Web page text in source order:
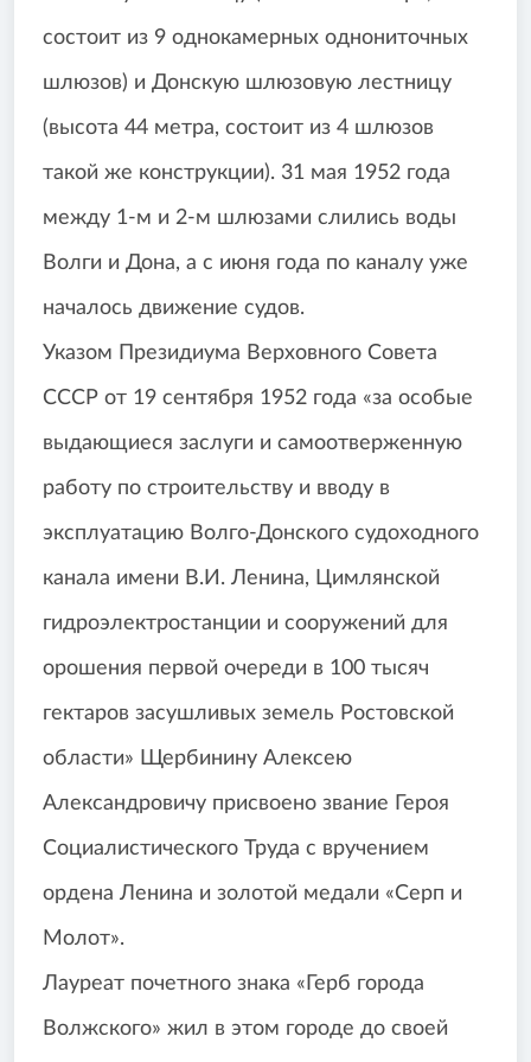
состоит из 9 однокамерных однониточных
шлюзов) и Донскую шлюзовую лестницу
(высота 44 метра, состоит из 4 шлюзов
такой же конструкции). 31 мая 1952 года
между 1-м и 2-м шлюзами слились воды
Волги и Дона, а с июня года по каналу уже
началось движение судов.
Указом Президиума Верховного Совета
СССР от 19 сентября 1952 года «за особые
выдающиеся заслуги и самоотверженную
работу по строительству и вводу в
эксплуатацию Волго-Донского судоходного
канала имени В.И. Ленина, Цимлянской
гидроэлектростанции и сооружений для
орошения первой очереди в 100 тысяч
гектаров засушливых земель Ростовской
области» Щербинину Алексею
Александровичу присвоено звание Героя
Социалистического Труда с вручением
ордена Ленина и золотой медали «Серп и
Молот».
Лауреат почетного знака «Герб города
Волжского» жил в этом городе до своей